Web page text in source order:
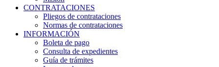
CONTRATACIONES
Pliegos de contrataciones
Normas de contrataciones
INFORMACIÓN
Boleta de pago
Consulta de expedientes
Guía de trámites